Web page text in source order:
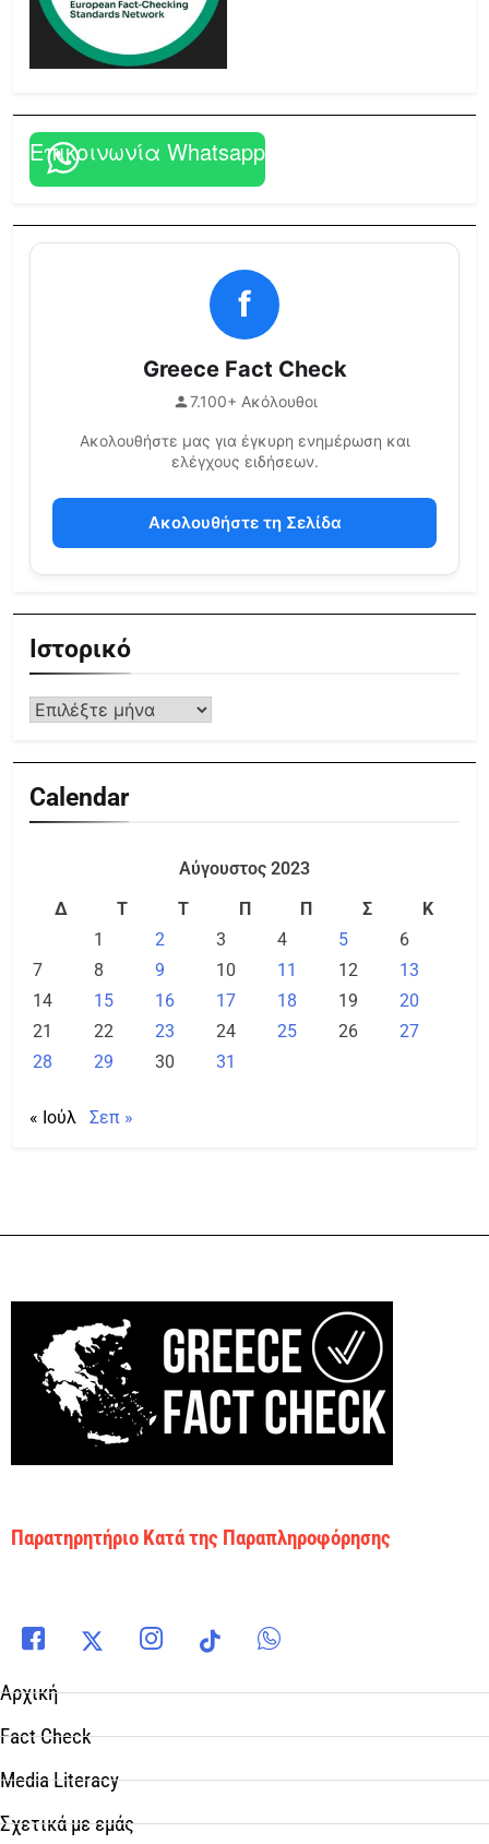
Επικοινωνία Whatsapp
f
Greece Fact Check
7.100+ Ακόλουθοι
Ακολουθήστε μας για έγκυρη ενημέρωση και
ελέγχους ειδήσεων.
Ακολουθήστε τη Σελίδα
Ιστορικό
Calendar
Αύγουστος 2023
Δ
Τ Τ Π Π Σ
Κ
1
2 3 4 5
6
7
8 9 10 11 12
13
14
15 16 17 18 19
20
21
22 23 24 25 26
27
28
29 30 31
« Ιούλ Σεπ »
Παρατηρητήριο Κατά της Παραπληροφόρησης
Αρχική
Fact Check
Media Literacy
Σχετικά με εμάς